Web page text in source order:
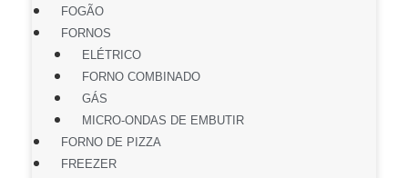
FOGÃO
FORNOS
ELÉTRICO
FORNO COMBINADO
GÁS
MICRO-ONDAS DE EMBUTIR
FORNO DE PIZZA
FREEZER